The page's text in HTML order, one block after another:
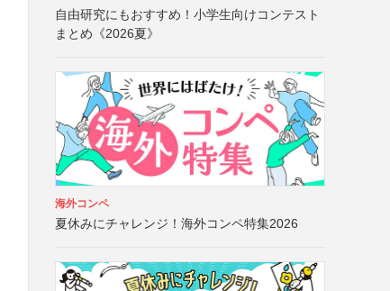
自由研究にもおすすめ！小学生向けコンテスト
まとめ《2026夏》
海外コンペ
夏休みにチャレンジ！海外コンペ特集2026